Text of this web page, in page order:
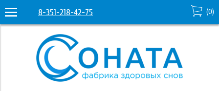
8-351-218-42-75 (0)